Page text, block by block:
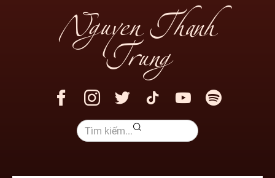
Nguyen Thanh
Trung